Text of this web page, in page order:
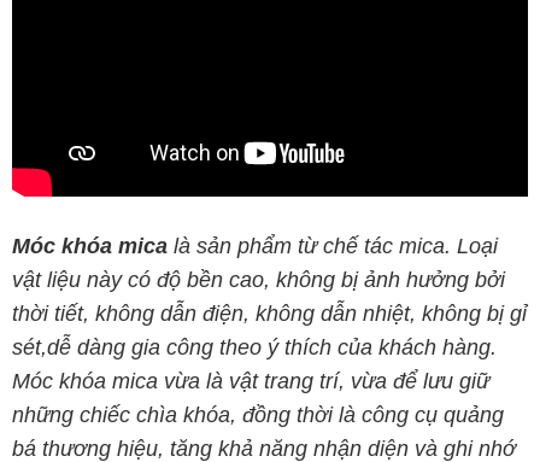
Móc khóa mica là sản phẩm từ chế tác mica. Loại
vật liệu này có độ bền cao, không bị ảnh hưởng bởi
thời tiết, không dẫn điện, không dẫn nhiệt, không bị gỉ
sét,dễ dàng gia công theo ý thích của khách hàng.
Móc khóa mica vừa là vật trang trí, vừa để lưu giữ
những chiếc chìa khóa, đồng thời là công cụ quảng
bá thương hiệu, tăng khả năng nhận diện và ghi nhớ